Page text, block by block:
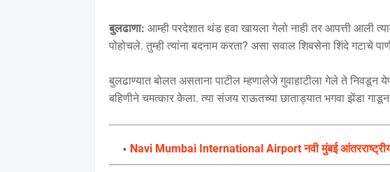
बुलढाणा: आम्ही परदेशात थंड हवा खायला गेलो नाही तर आपत्ती आली
पोहोचले. तुम्ही त्यांना बदनाम करता? असा सवाल शिवसेना शिंदे गटाचे
बुलढाण्यात बोलत असताना पाटील म्हणालेजे गुवाहाटीला गेले ते निवडून
बहिणीने चमत्कार केला. त्या संजय राऊतच्या छाताड्यात भगवा झेंडा
Navi Mumbai International Airport नवी मुंबई आंतरराष्ट्रीय